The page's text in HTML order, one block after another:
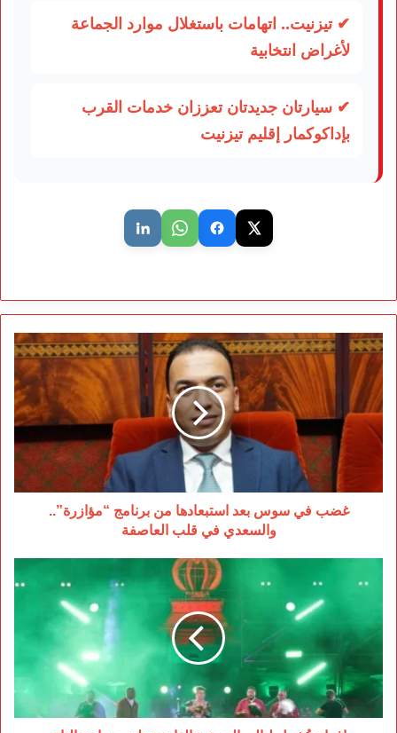
✔ تيزنيت.. اتهامات باستغلال موارد الجماعة
لأغراض انتخابية
✔ سيارتان جديدتان تعززان خدمات القرب
بإداكوكمار إقليم تيزنيت
غضب
في
سوس
بعد
استبعادها
من
برنامج
“مؤازرة”..
والسعدي
غضب في سوس بعد استبعادها من برنامج “مؤازرة”..
والسعدي في قلب العاصفة
إفران
تُشعل
الصيف:
الداودية
تلهب
ساحة
التاج
ومهرجان